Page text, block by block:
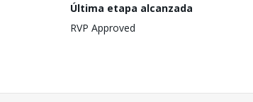
Última etapa alcanzada
RVP Approved